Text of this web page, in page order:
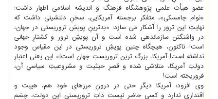
عضو هیأت علمی پژوهشگاه فرهنگ و اندیشه اسلامی اظهار داشت:
«نوام چامسكی»، متفكر برجسته آمریكایی، سخنِ دلنشینی داشت كه
نهایتِ این ترور را آشكار می سازد: «بدترینِ پویشِ تروریستی در جهان،
در واشنگتن سازماندهی شده است و آن پویشِ ترور و كشتارِ جهانی
است! تاكنون، هیچگاه چنین پویشِ تروریستی در این مقیاس وجود
نداشته است! آمریكا، بزرگ ترین تروریستِ جهان است!» این یعنی اعتبارِ
دولتِ آمریكا، متلاشی شده و قصرِ حیثیت و مشروعیتِ سیاسیِ آن،
فروریخته است!
وی افزود: آمریكا دیگر حتی در درونِ مرزهای خود هم، هیبت و
اقتداری ندارد و كسی حاضر نیست ذاتِ تروریستیِ این دولت، چشم